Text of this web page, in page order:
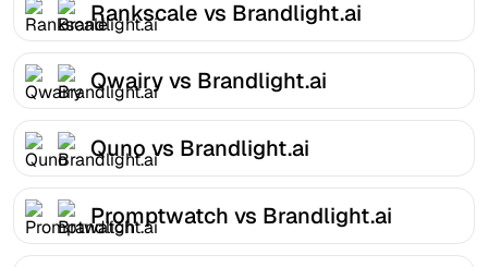
Rankscale vs Brandlight.ai
Qwairy vs Brandlight.ai
Quno vs Brandlight.ai
Promptwatch vs Brandlight.ai